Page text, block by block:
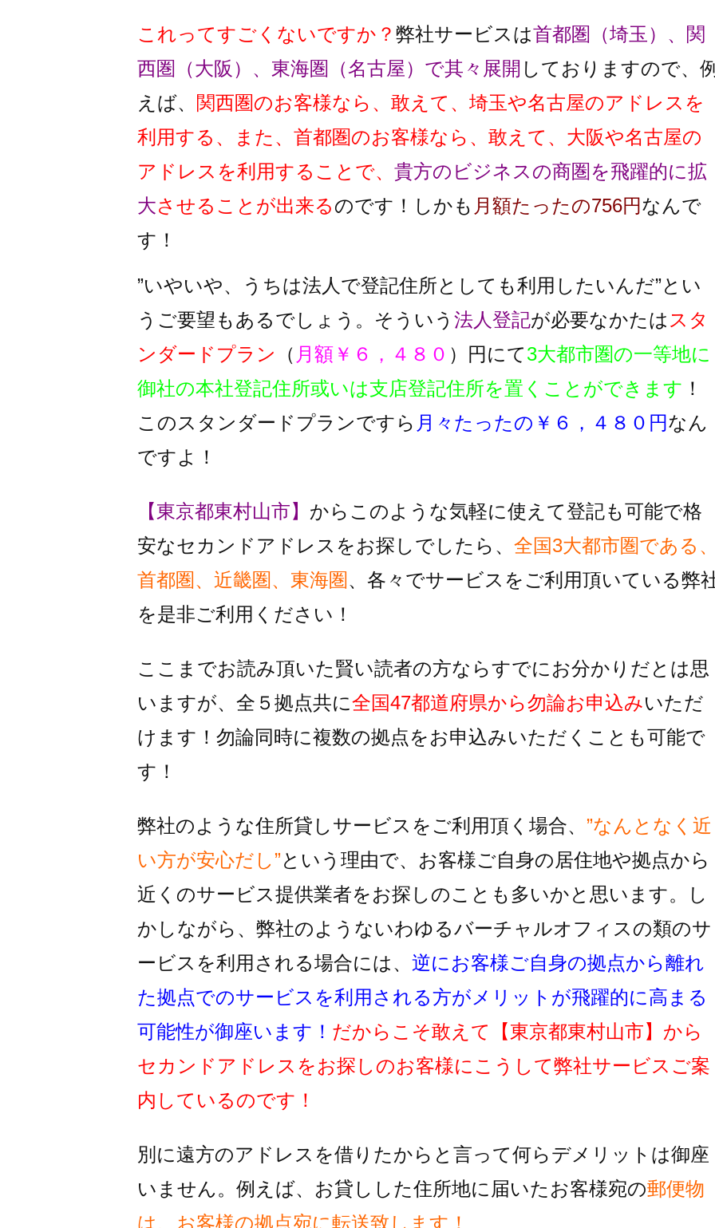
これってすごくないですか？ 弊社サービスは首都圏（埼玉）、関
西圏（大阪）、東海圏（名古屋）で其々展開 しておりますので、例
えば、 関西圏のお客様なら、敢えて、埼玉や名古屋のアドレスを
利用する、また、首都圏のお客様なら、敢えて、大阪や名古屋の
アドレスを利用することで、 貴方のビジネスの商圏を飛躍的に拡
大させることが出来るのです！しかも 月額たったの756円なんで
す！
”いやいや、うちは法人で登記住所としても利用したいんだ”とい
うご要望もあるでしょう。そういう 法人登記が必要なかたは スタ
ンダードプラン
（ 月額￥６，４８０ ）円にて3大都市圏の一等地に
御社の本社登記住所或いは支店登記住所を置くことができます ！
このスタンダードプランですら 月々たったの￥６，４８０円なん
ですよ！
【東京都東村山市】 からこのような気軽に使えて登記も可能で格
安なセカンドアドレスをお探しでしたら、 全国3大都市圏である、
首都圏、近畿圏、東海圏 、各々でサービスをご利用頂いている弊
を是非ご利用ください！
ここまでお読み頂いた賢い読者の方ならすでにお分かりだとは思
いますが、全５拠点共に全国47都道府県から勿論お申込みいただ
けます！ 勿論同時に複数の拠点をお申込みいただくことも可能で
す！
弊社のような住所貸しサービスをご利用頂く場合、 ”なんとなく近
い方が安心だし”という理由で、お客様ご自身の居住地や拠点から
近くのサービス提供業者をお探しのことも多いかと思います。し
かしながら、 弊社のようないわゆるバーチャルオフィスの類のサ
ービスを利用される場合には、 逆にお客様ご自身の拠点から離れ
た拠点でのサービスを利用 される方がメリットが飛躍的に高まる
可能性が御座います！ だからこそ敢えて 【東京都東村山市】 から
セカンドアドレスをお探しのお客様にこうして弊社サービスご案
内しているのです！
別に遠方のアドレスを借りたからと言って何らデメリットは御座
いません。例えば、お貸しした住所地に届いたお客様宛の郵便物
は、お客様の拠点宛に転送致します！